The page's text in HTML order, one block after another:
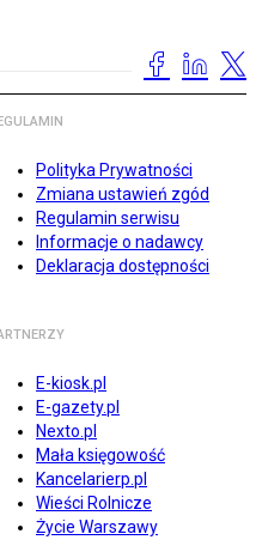
Polityka Prywatności
Zmiana ustawień zgód
Regulamin serwisu
Informacje o nadawcy
Deklaracja dostępności
E-kiosk.pl
E-gazety.pl
Nexto.pl
Mała księgowość
Kancelarierp.pl
Wieści Rolnicze
Życie Warszawy